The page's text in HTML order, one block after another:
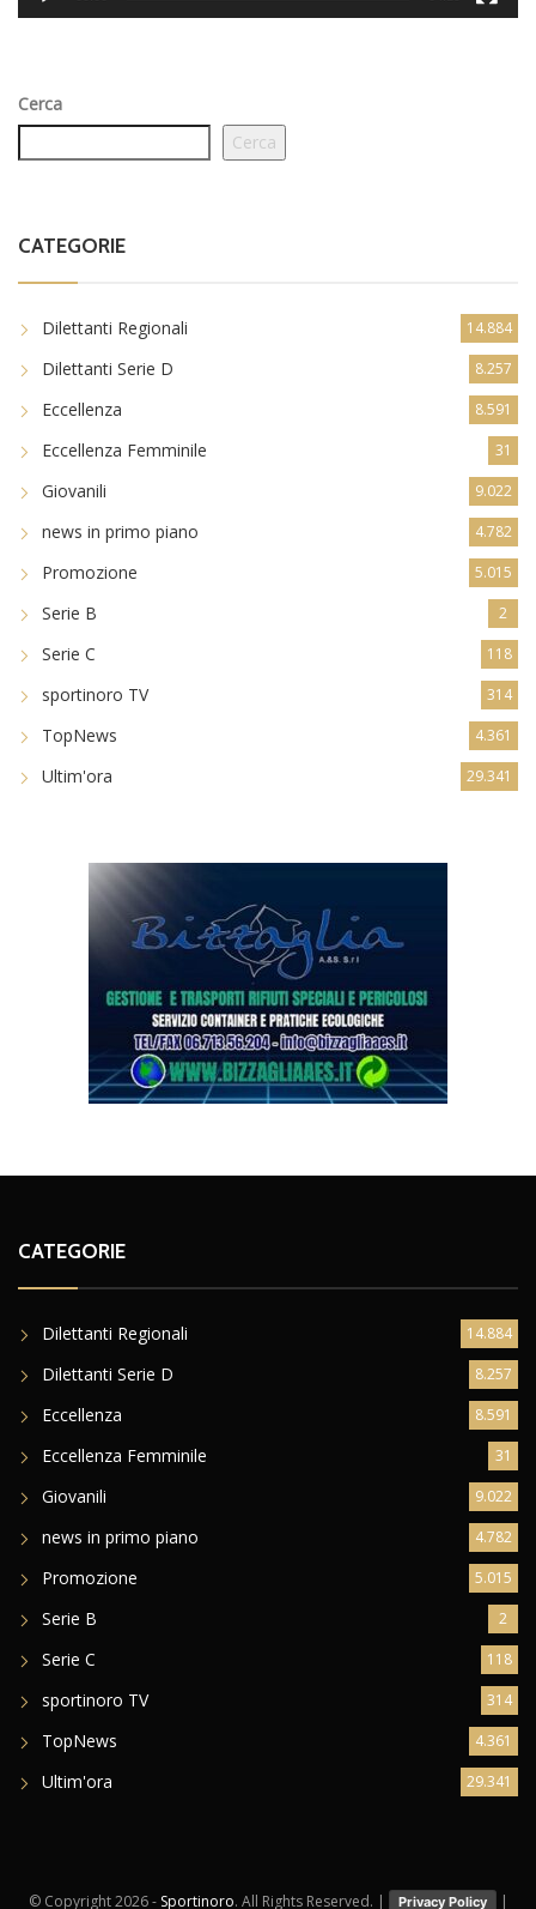
Cerca
Cerca
CATEGORIE
Dilettanti Regionali 14.884
Dilettanti Serie D 8.257
Eccellenza 8.591
Eccellenza Femminile 31
Giovanili 9.022
news in primo piano 4.782
Promozione 5.015
Serie B 2
Serie C 118
sportinoro TV 314
TopNews 4.361
Ultim'ora 29.341
CATEGORIE
Dilettanti Regionali 14.884
Dilettanti Serie D 8.257
Eccellenza 8.591
Eccellenza Femminile 31
Giovanili 9.022
news in primo piano 4.782
Promozione 5.015
Serie B 2
Serie C 118
sportinoro TV 314
TopNews 4.361
Ultim'ora 29.341
© Copyright2026 - Sportinoro. All Rights Reserved. | Privacy Policy |